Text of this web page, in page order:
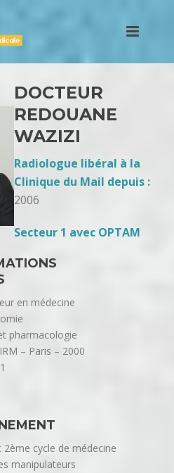
DOCTEUR
REDOUANE
WAZIZI
Radiologue libéral à la
Clinique du Mail depuis :
2006
Secteur 1 avec OPTAM
en médecine
pharmacologie
– Paris – 2000
cycle de médecine
manipulateurs